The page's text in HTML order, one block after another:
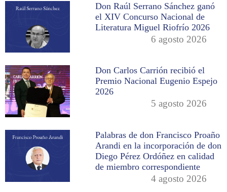
Don Raúl Serrano Sánchez ganó
el XIV Concurso Nacional de
Literatura Miguel Riofrío 2026
6 agosto 2026
Don Carlos Carrión recibió el
Premio Nacional Eugenio Espejo
2026
5 agosto 2026
Palabras de don Francisco Proaño
Arandi en la incorporación de don
Diego Pérez Ordóñez en calidad
de miembro correspondiente
4 agosto 2026